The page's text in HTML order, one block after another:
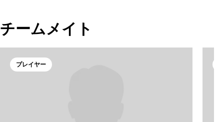
チームメイト
プレイヤー